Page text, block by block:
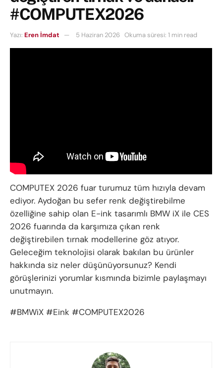
#COMPUTEX2026
Yazı: Eren İmdat 5 Haziran 2026 Okuma süresi: 1 min read
COMPUTEX 2026 fuar turumuz tüm hızıyla devam
ediyor. Aydoğan bu sefer renk değiştirebilme
özelliğine sahip olan E-ink tasarımlı BMW iX ile CES
2026 fuarında da karşımıza çıkan renk
değiştirebilen tırnak modellerine göz atıyor.
Geleceğim teknolojisi olarak bakılan bu ürünler
hakkında siz neler düşünüyorsunuz? Kendi
görüşlerinizi yorumlar kısmında bizimle paylaşmayı
unutmayın.
#BMWiX #Eink #COMPUTEX2026